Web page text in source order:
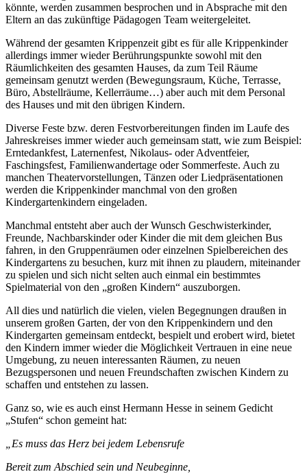
könnte, werden zusammen besprochen und in Absprache mit den
Eltern an das zukünftige Pädagogen Team weitergeleitet.
Während der gesamten Krippenzeit gibt es für alle Krippenkinder
allerdings immer wieder Berührungspunkte sowohl mit den
Räumlichkeiten des gesamten Hauses, da zum Teil Räume
gemeinsam genutzt werden (Bewegungsraum, Küche, Terrasse,
Büro, Abstellräume, Kellerräume…) aber auch mit dem Personal
des Hauses und mit den übrigen Kindern.
Diverse Feste bzw. deren Festvorbereitungen finden im Laufe des
Jahreskreises immer wieder auch gemeinsam statt, wie zum Beispiel:
Erntedankfest, Laternenfest, Nikolaus- oder Adventfeier,
Faschingsfest, Familienwandertage oder Sommerfeste. Auch zu
manchen Theatervorstellungen, Tänzen oder Liedpräsentationen
werden die Krippenkinder manchmal von den großen
Kindergartenkindern eingeladen.
Manchmal entsteht aber auch der Wunsch Geschwisterkinder,
Freunde, Nachbarskinder oder Kinder die mit dem gleichen Bus
fahren, in den Gruppenräumen oder einzelnen Spielbereichen des
Kindergartens zu besuchen, kurz mit ihnen zu plaudern, miteinander
zu spielen und sich nicht selten auch einmal ein bestimmtes
Spielmaterial von den „großen Kindern“ auszuborgen.
All dies und natürlich die vielen, vielen Begegnungen draußen in
unserem großen Garten, der von den Krippenkindern und den
Kindergarten gemeinsam entdeckt, bespielt und erobert wird, bietet
den Kindern immer wieder die Möglichkeit Vertrauen in eine neue
Umgebung, zu neuen interessanten Räumen, zu neuen
Bezugspersonen und neuen Freundschaften zwischen Kindern zu
schaffen und entstehen zu lassen.
Ganz so, wie es auch einst Hermann Hesse in seinem Gedicht
„Stufen“ schon gemeint hat:
„Es muss das Herz bei jedem Lebensrufe
Bereit zum Abschied sein und Neubeginne,